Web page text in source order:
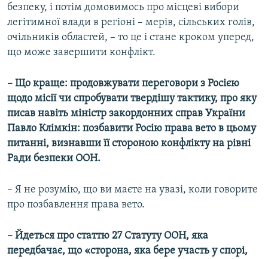
безпеку, і потім домовимось про місцеві вибори
легітимної влади в регіоні – мерів, сільських голів,
очільників областей, – то це і стане кроком уперед,
що може завершити конфлікт.
– Що краще: продовжувати переговори з Росією
щодо місії чи спробувати твердішу тактику, про яку
писав навіть міністр закордонних справ України
Павло Клімкін: позбавити Росію права вето в цьому
питанні, визнавши її стороною конфлікту на рівні
Ради безпеки ООН.
– Я не розумію, що ви маєте на увазі, коли говорите
про позбавлення права вето.
– Йдеться про статтю 27 Статуту ООН, яка
передбачає, що «сторона, яка бере участь у спорі,